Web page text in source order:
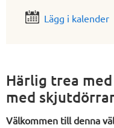
Lägg i kalender
Härlig trea
med
Välkommen till denna